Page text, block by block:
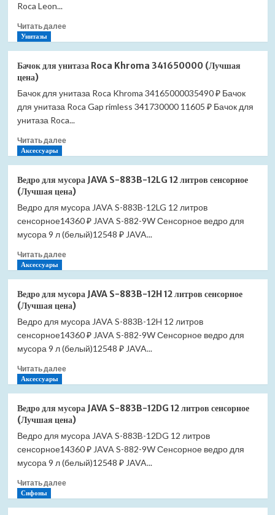
(Лучшая
Roca Leon...
Читать далееПрочитать
для
Roca
Leon
341649000
цена)
Унитазы
Бачок для унитаза Roca Khroma 341650000 (Лучшая
цена)
Бачок для унитаза Roca Khroma 34165000035490 ₽ Бачок
для унитаза Roca Gap rimless 341730000 11605 ₽ Бачок для
унитаза Roca...
Читать далееПрочитать
для
унитаза
Roca
Khroma
341650000
цена)
Аксессуары
Ведро для мусора JAVA S-883B-12LG 12 литров сенсорное
(Лучшая цена)
Ведро для мусора JAVA S-883B-12LG 12 литров
сенсорное14360 ₽ JAVA S-882-9W Сенсорное ведро для
мусора 9 л (белый)12548 ₽ JAVA...
Читать далееПрочитать
для
мусора
JAVA
S-
883B-
12
сенсорное
(Лучшая
цена)
Аксессуары
Ведро для мусора JAVA S-883B-12H 12 литров сенсорное
(Лучшая цена)
Ведро для мусора JAVA S-883B-12H 12 литров
сенсорное14360 ₽ JAVA S-882-9W Сенсорное ведро для
мусора 9 л (белый)12548 ₽ JAVA...
Читать далееПрочитать
для
мусора
JAVA
S-
883B-
12
сенсорное
Аксессуары
Ведро для мусора JAVA S-883B-12DG 12 литров сенсорное
(Лучшая цена)
Ведро для мусора JAVA S-883B-12DG 12 литров
сенсорное14360 ₽ JAVA S-882-9W Сенсорное ведро для
мусора 9 л (белый)12548 ₽ JAVA...
Читать далееПрочитать
Сифоны